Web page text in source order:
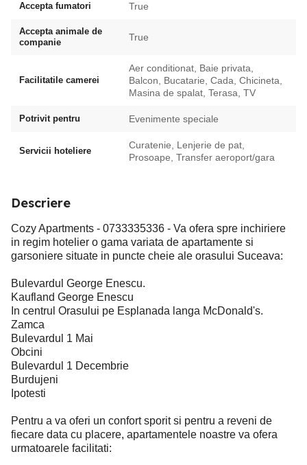
Accepta fumatori True
Accepta animale de
companie
True
Facilitatile camerei
Aer conditionat, Baie privata,
Balcon, Bucatarie, Cada, Chicineta,
Masina de spalat, Terasa, TV
Potrivit pentru Evenimente speciale
Servicii hoteliere
Curatenie, Lenjerie de pat,
Prosoape, Transfer aeroport/gara
Descriere
Cozy Apartments - 0733335336 - Va ofera spre inchiriere
in regim hotelier o gama variata de apartamente si
garsoniere situate in puncte cheie ale orasului Suceava:
Bulevardul George Enescu.
Kaufland George Enescu
In centrul Orasului pe Esplanada langa McDonald's.
Zamca
Bulevardul 1 Mai
Obcini
Bulevardul 1 Decembrie
Burdujeni
Ipotesti
Pentru a va oferi un confort sporit si pentru a reveni de
fiecare data cu placere, apartamentele noastre va ofera
urmatoarele facilitati: